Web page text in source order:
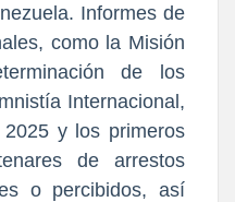
Informes de
como la Misión
de los
Internacional,
y los primeros
de arrestos
o percibidos, así